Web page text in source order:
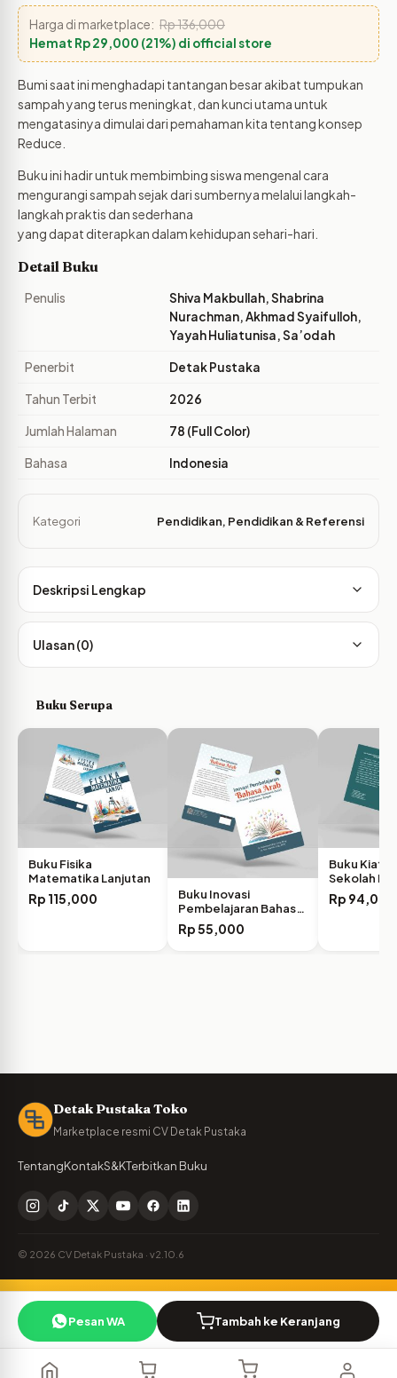
Harga di marketplace: Rp136,000
Hemat Rp29,000 (21%) di official store
Bumi saat ini menghadapi tantangan besar akibat tumpukan
sampah yang terus meningkat, dan kunci utama untuk
mengatasinya dimulai dari pemahaman kita tentang konsep
Reduce.
Buku ini hadir untuk membimbing siswa mengenal cara
mengurangi sampah sejak dari sumbernya melalui langkah-
langkah praktis dan sederhana
yang dapat diterapkan dalam kehidupan sehari-hari.
Detail Buku
Penulis
Shiva Makbullah, Shabrina
Nurachman, Akhmad Syaifulloh,
Yayah Huliatunisa, Sa’odah
Penerbit Detak Pustaka
Tahun Terbit 2026
Jumlah Halaman 78 (Full Color)
Bahasa Indonesia
Kategori Pendidikan, Pendidikan & Referensi
Deskripsi Lengkap
Ulasan (0)
Buku Serupa
Buku Fisika
Matematika Lanjutan
Rp 115,000
Buku Inovasi
Pembelajaran Bahasa
Arab di…
Rp55,000
Buku Kiat
Sekolah
Rp 94,000
Pesan WA Tambah ke Keranjang
Detak Pustaka Toko
Marketplace resmi CV Detak Pustaka
TentangKontakS&KTerbitkan Buku
© 2026 CV Detak Pustaka · v2.10.6
Penulis Detak Pustaka?
Cek royalti & naskah Anda